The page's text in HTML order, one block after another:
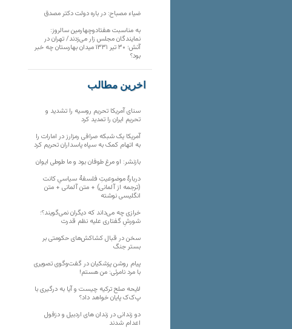
ضیاء مصباح: در باره دولت دکتر مصدق
به مناسبت هفتادوچهارمین سالروز:
نمایندگان مجلس زار می‌زدند/ تهران در
آتش؛ ۳۰ تیر ۱۳۳۱ میدان بهارستان چه خبر
بود؟
آخرین مطالب
سنای آمریکا تحریم روسیه را تشدید و
تحریم ایران را تمدید کرد
آمریکا یک شبکه صرافی رمزارز در امارات را
به اتهام کمک به سپاه پاسداران تحریم کرد
بازنشر: او مرغ طوفان بود و ما طوطی ایوان
دربارهٔ موضوعیتِ فلسفهٔ سیاسیِ کانت
(ترجمه از آلمانی) + متن آلمانی + متن
انگلیسی نوشته
خرازی چه می‌داند که دیگران نمی‌گویند؟؛
شورشِ گفتاری علیه نظم قدرت
سخن در قبال کشاکش‌های حکومتی بر
بستر جنگ
پیام روشن پزشکیان در گفت‌و‌گوی تصویری
با مرد نامرئی: من هستم!
لایحه صلح ترکیه چیست و آیا به درگیری با
پ‌ک‌ک پایان خواهد داد؟
دو زندانی در زندان های اردبیل و دزفول
اعدام شدند